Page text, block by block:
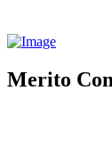
Merito